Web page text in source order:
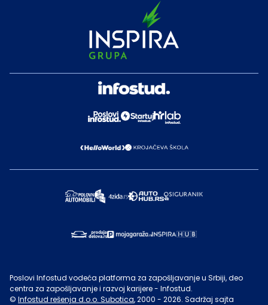
Poslovi Infostud vodeća platforma za zapošljavanje u Srbiji, deo
centra za zapošljavanje i razvoj karijere - Infostud.
© Infostud rešenja d.o.o. Subotica, 2000 - 2026. Sadržaj sajta